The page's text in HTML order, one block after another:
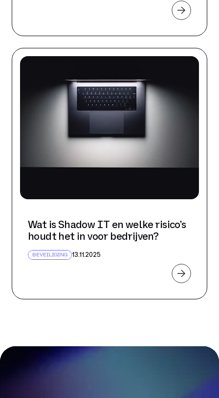
Wat is Shadow IT en welke risico’s
houdt het in voor bedrijven?
BEVEILIGING 13.11.2025